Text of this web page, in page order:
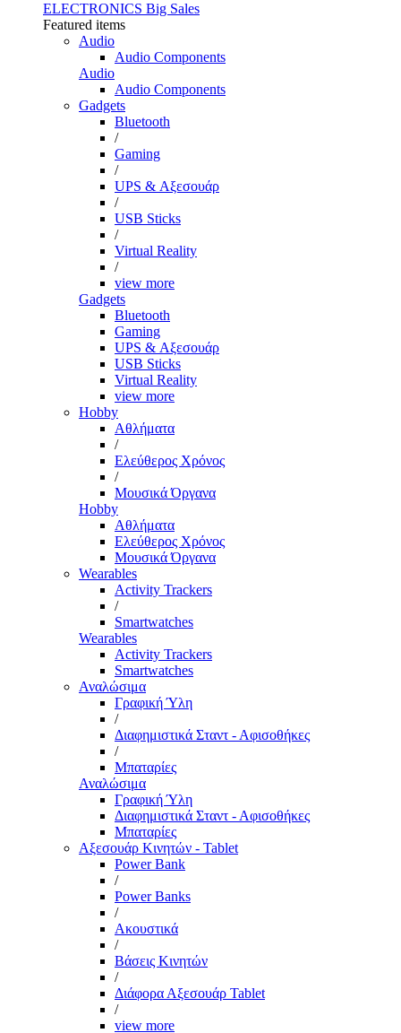
ELECTRONICS Big Sales
Featured items
Audio
Audio Components
Audio
Audio Components
Gadgets
Bluetooth
/
Gaming
/
UPS & Αξεσουάρ
/
USB Sticks
/
Virtual Reality
/
view more
Gadgets
Bluetooth
Gaming
UPS & Αξεσουάρ
USB Sticks
Virtual Reality
view more
Hobby
Αθλήματα
/
Ελεύθερος Χρόνος
/
Μουσικά Όργανα
Hobby
Αθλήματα
Ελεύθερος Χρόνος
Μουσικά Όργανα
Wearables
Activity Trackers
/
Smartwatches
Wearables
Activity Trackers
Smartwatches
Αναλώσιμα
Γραφική Ύλη
/
Διαφημιστικά Σταντ - Αφισοθήκες
/
Μπαταρίες
Αναλώσιμα
Γραφική Ύλη
Διαφημιστικά Σταντ - Αφισοθήκες
Μπαταρίες
Αξεσουάρ Κινητών - Tablet
Power Bank
/
Power Banks
/
Ακουστικά
/
Βάσεις Κινητών
/
Διάφορα Αξεσουάρ Tablet
/
view more